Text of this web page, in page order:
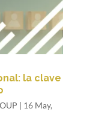
la clave
| 16 May,